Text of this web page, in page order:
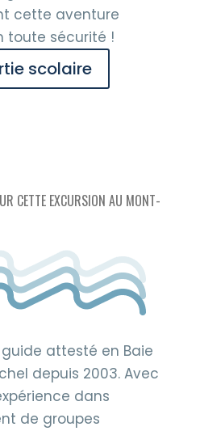
cette aventure
toute sécurité !
scolaire
CETTE EXCURSION AU MONT-
attesté en Baie
depuis 2003. Avec
dans
de groupes